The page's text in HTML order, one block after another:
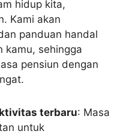
hidup kita,
Kami akan
panduan handal
kamu, sehingga
pensiun dengan
terbaru: Masa
untuk